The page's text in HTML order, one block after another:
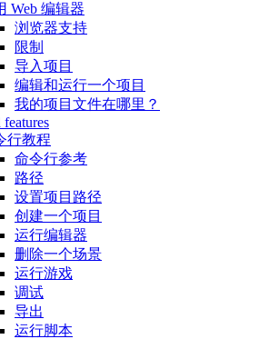
Web 编辑器
浏览器支持
限制
导入项目
编辑和运行一个项目
我的项目文件在哪里？
行教程
命令行参考
路径
设置项目路径
创建一个项目
运行编辑器
删除一个场景
运行游戏
调试
导出
运行脚本